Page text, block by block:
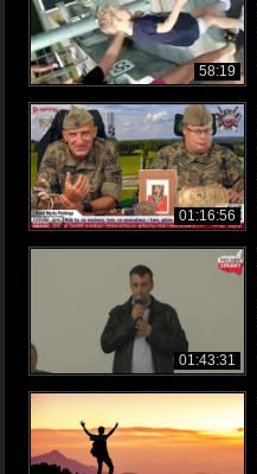
58:19
01:16:56
01:43:31